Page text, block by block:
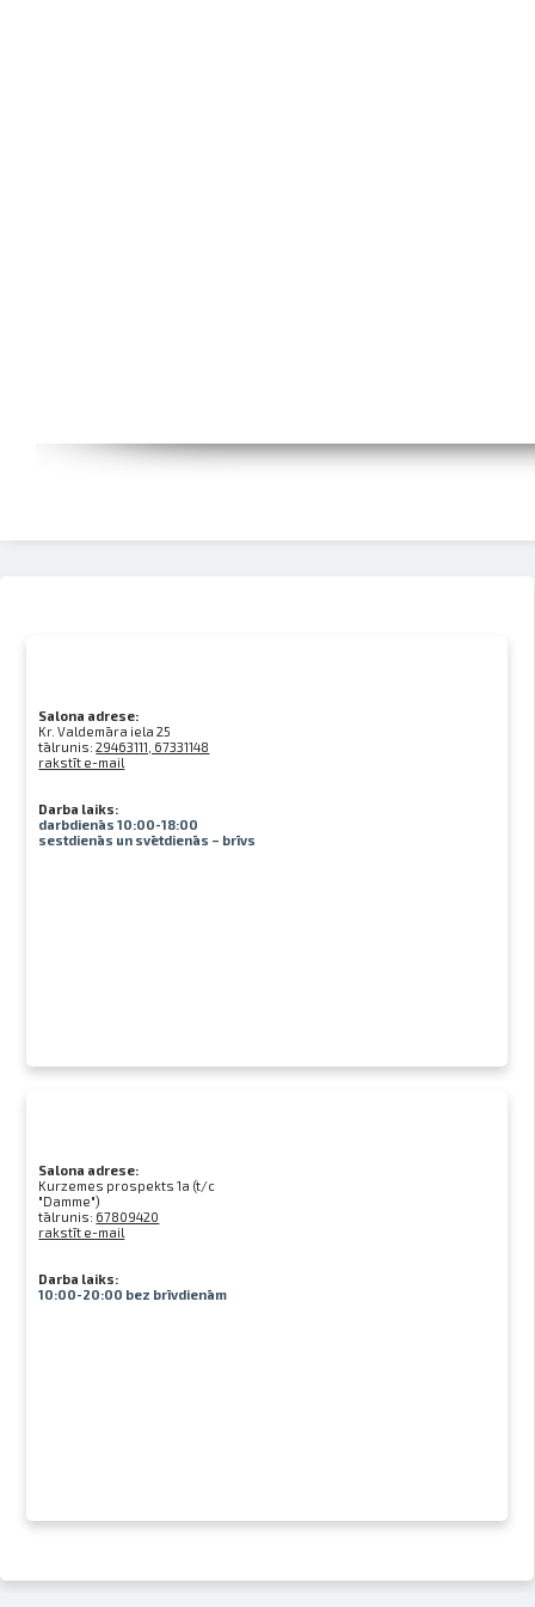
Salona adrese:
Kr. Valdemāra iela 25
tālrunis:29463111, 67331148
rakstīt e-mail
Darba laiks:
darbdienās 10:00-18:00
sestdienās un svētdienās – brīvs
Salona adrese:
Kurzemes prospekts 1a (t/c
"Damme")
tālrunis: 67809420
rakstīt e-mail
Darba laiks:
10:00-20:00 bez brīvdienām